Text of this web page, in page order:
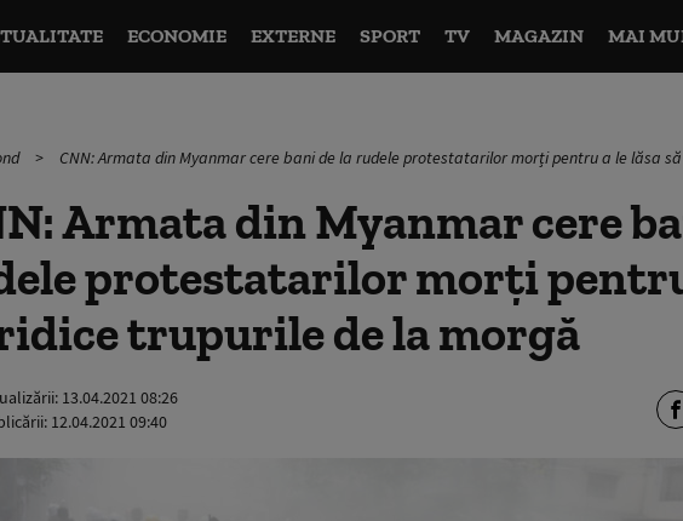
ECONOMIE EXTERNE SPORT TV MAGAZIN MAI
CNN: Armata din Myanmar cere bani de la rudele protestatarilor morți pentru a le lăsa
Armata din Myanmar cere
protestatarilor morți
trupurile de la morgă
13.04.2021 08:26
12.04.2021 09:40